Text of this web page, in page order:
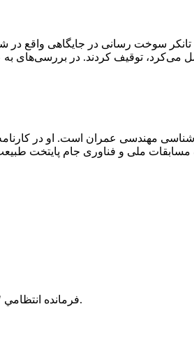
تانکر سوخت رسانی در جایگاهی
۵ هزار لیتر گازوئیل حمل می‌کرد، توقیف
مهندسی عمران است. او در
ملی و فناوری جام پایتخت طبیعت
فرمانده انتظامي "ممسني" از آتش سوزي 200 هكتار از اراضي كشاورزي واقع در اطراف روستاي "فهلیان" آن شهرستان خبر داد.